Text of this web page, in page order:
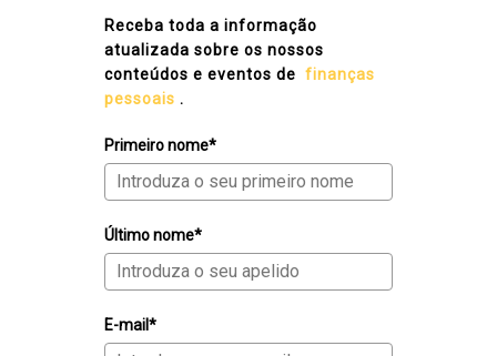
Receba toda a informação
atualizada sobre os nossos
conteúdos e eventos de finanças
pessoais .
Primeiro nome*
Último nome*
E-mail*